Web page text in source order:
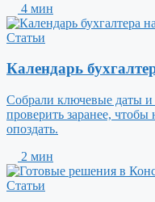
4 мин
Статьи
Календарь
Собрали ключевые даты
проверить заранее,
опоздать.
2 мин
Статьи